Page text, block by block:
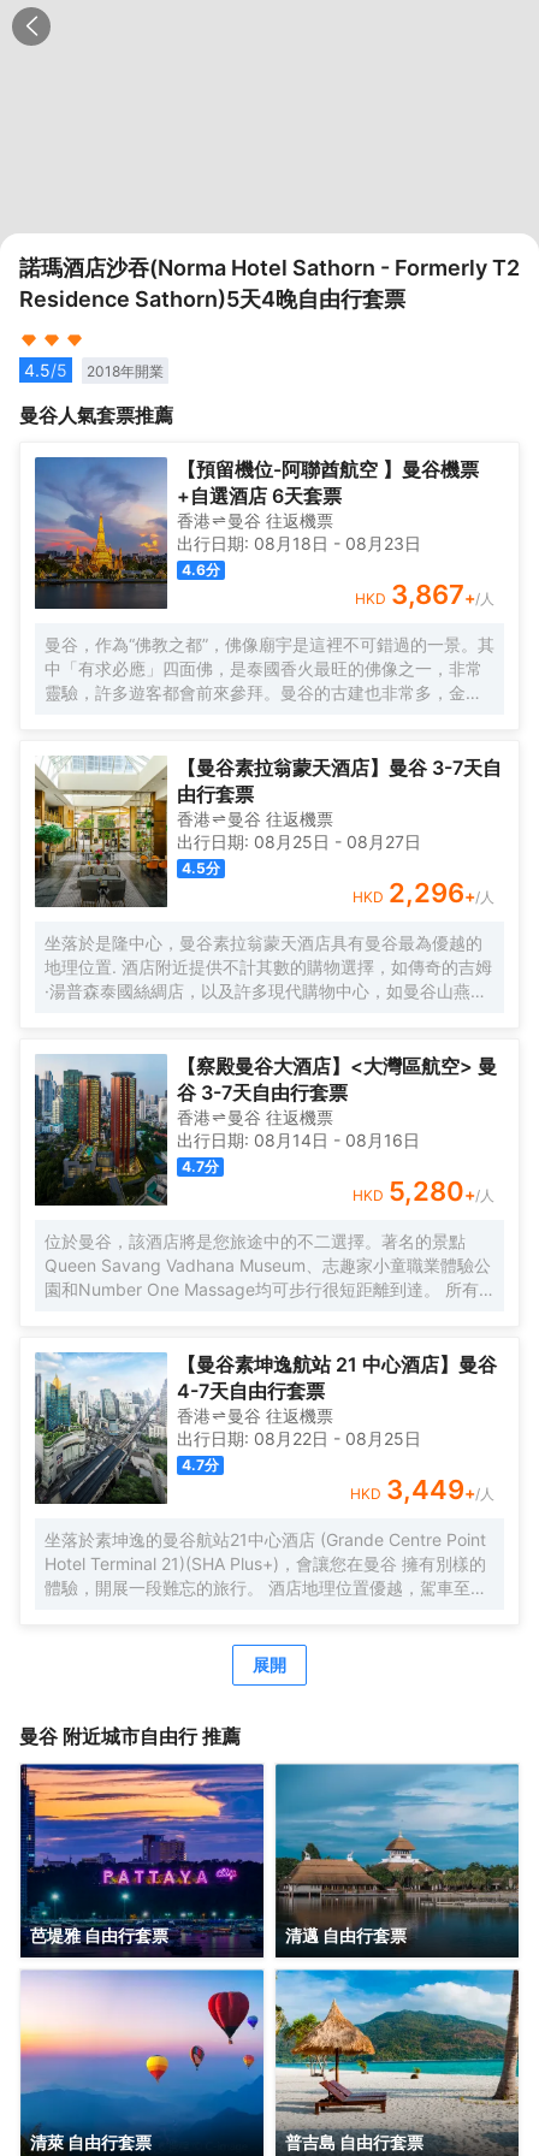
諾瑪酒店沙吞(Norma Hotel Sathorn - Formerly T2
Residence Sathorn)5天4晚自由行套票
4.5/5 2018年開業
曼谷人氣套票推薦
【預留機位-阿聯酋航空 】曼谷機票
+自選酒店 6天套票
香港 曼谷 往返機票
出行日期: 08月18日 - 08月23日
4.6分
HKD 3,867+/人
曼谷，作為“佛教之都”，佛像廟宇是這裡不可錯過的一景。其
中「有求必應」四面佛，是泰國香火最旺的佛像之一，非常
靈驗，許多遊客都會前來參拜。曼谷的古建也非常多，金碧
驗一下傳統泰式「馬殺雞」的古法按摩，或者與大象來一次
親密接觸，感受這座熱帶的城市獨特風情。 每年4月的宋幹
節，是泰國的傳統新年，人們在參拜寺院、浴佛儀式之後會
舉行熱鬧的潑水慶祝，考山路和是隆路的慶祝最為瘋狂。 12
月的水燈節也是一年一度的盛會，人們在河邊漂放水燈，湄
南河畔、朱拉隆功大學和藍毘尼公園等地尤其熱鬧，還會有
水燈小姐選美、歌唱比賽、戲劇表演等活動。
【曼谷素拉翁蒙天酒店】曼谷 3-7天自
由行套票
香港 曼谷 往返機票
出行日期: 08月25日 - 08月27日
4.5分
HKD 2,296+/人
坐落於是隆中心，曼谷素拉翁蒙天酒店具有曼谷最為優越的
地理位置. 酒店附近提供不計其數的購物選擇，如傳奇的吉姆
·湯普森泰國絲綢店，以及許多現代購物中心，如曼谷山燕生
公園的綠色風景。並且，這裏的溝通也非常方便，離MRT山
燕站及BTS沙拉鈴站很近。
【察殿曼谷大酒店】<大灣區航空> 曼
谷 3-7天自由行套票
香港 曼谷 往返機票
出行日期: 08月14日 - 08月16日
4.7分
HKD 5,280+/人
位於曼谷，該酒店將是您旅途中的不二選擇。著名的景點
Queen Savang Vadhana Museum、志趣家小童職業體驗公
園和Number One Massage均可步行很短距離到達。 所有
備好瓶裝水，以滿足您的飲水需求。倘若您在忙碌的一天後
想在自己的客房內放鬆，提供拖鞋和吹風機的客房浴室是不
錯的選擇。酒店設有咖啡廳，您可在這裏放鬆身心，享受貼
心的服務。旅客想要在自己的房間邊聽音樂邊享受美食，衹
需呼叫送餐服務。如果您覺得在入住飲食方面僅限於此，那
不妨去看看附近Nahm（東南亞菜）、Sorn（ศรณ์）（東南
亞菜）和Le Normandie by Alain Roux（西餐）絡繹不絕的
人流吧！黃咖喱藍螃蟹、布吉2度慢煮七彩龍蝦和香橙可麗餅
分別是每家為您精心推薦的美食。 酒店種類繁多的休閑設施
能為每一位下榻於此的您創造多元化的休閑空間，這其中包
括室外泳池和按摩室。酒店配備有會議廳，可供旅客使用。
【曼谷素坤逸航站 21 中心酒店】曼谷
4-7天自由行套票
香港 曼谷 往返機票
出行日期: 08月22日 - 08月25日
4.7分
HKD 3,449+/人
坐落於素坤逸的曼谷航站21中心酒店 (Grande Centre Point
Hotel Terminal 21)(SHA Plus+)，會讓您在曼谷 擁有別樣的
體驗，開展一段難忘的旅行。 酒店地理位置優越，駕車至隆
Divana Spa距離酒店都不遠。酒店佔盡地理之宜，湯之森日
式温泉館、曼谷人造衝浪樂園和杰特寧醫院離此都很近。酒
展開
曼谷 附近城市自由行 推薦
芭堤雅 自由行套票 清邁 自由行套票
清萊 自由行套票 普吉島 自由行套票